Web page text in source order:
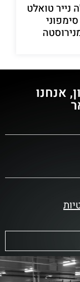
נייר טואלט
סימפוני
אנחנו